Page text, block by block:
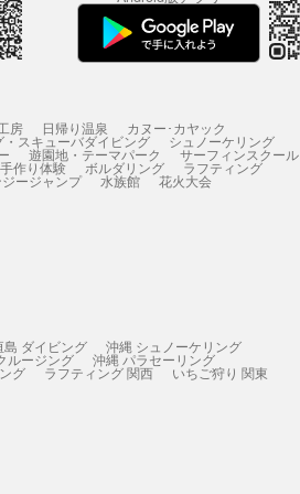
房 日帰り温泉 カヌー･カヤック
・スキューバダイビング シュノーケリング
遊園地・テーマパーク サーフィンスクール
作り体験 ボルダリング ラフティング
ージャンプ 水族館 花火大会
島 ダイビング 沖縄 シュノーケリング
ルージング 沖縄 パラセーリング
グ ラフティング 関西 いちご狩り 関東